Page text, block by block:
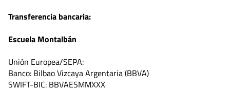
Transferencia bancaria:
Escuela Montalbán
Unión Europea/SEPA:
Banco: Bilbao Vizcaya Argentaria (BBVA)
SWIFT-BIC: BBVAESMMXXX